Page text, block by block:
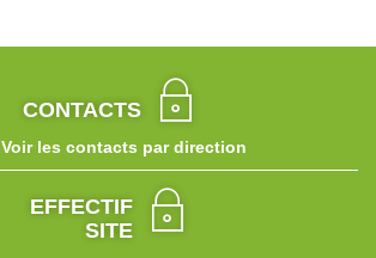
CONTACTS
Voir les contacts par direction
EFFECTIF
SITE